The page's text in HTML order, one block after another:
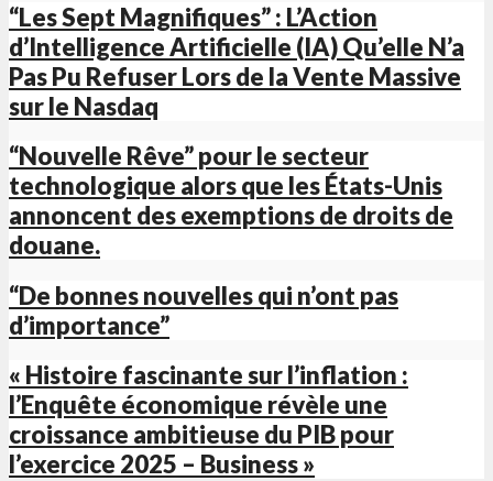
“Les Sept Magnifiques” : L’Action
d’Intelligence Artificielle (IA) Qu’elle N’a
Pas Pu Refuser Lors de la Vente Massive
sur le Nasdaq
“Nouvelle Rêve” pour le secteur
technologique alors que les États-Unis
annoncent des exemptions de droits de
douane.
“De bonnes nouvelles qui n’ont pas
d’importance”
« Histoire fascinante sur l’inflation :
l’Enquête économique révèle une
croissance ambitieuse du PIB pour
l’exercice 2025 – Business »